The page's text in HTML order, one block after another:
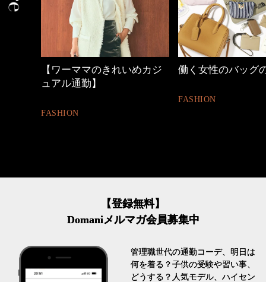
働く女性のバッグの中身
心地よくいられる
【登録無料】
Domaniメルマガ会員募集中
管理職世代の通勤コーデ、明日は
何を着る？子供の受験や習い事、
どうする？人気モデル、ハイセン